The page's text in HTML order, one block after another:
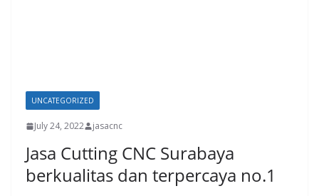
UNCATEGORIZED
July 24, 2022 jasacnc
Jasa Cutting CNC Surabaya
berkualitas dan terpercaya no.1